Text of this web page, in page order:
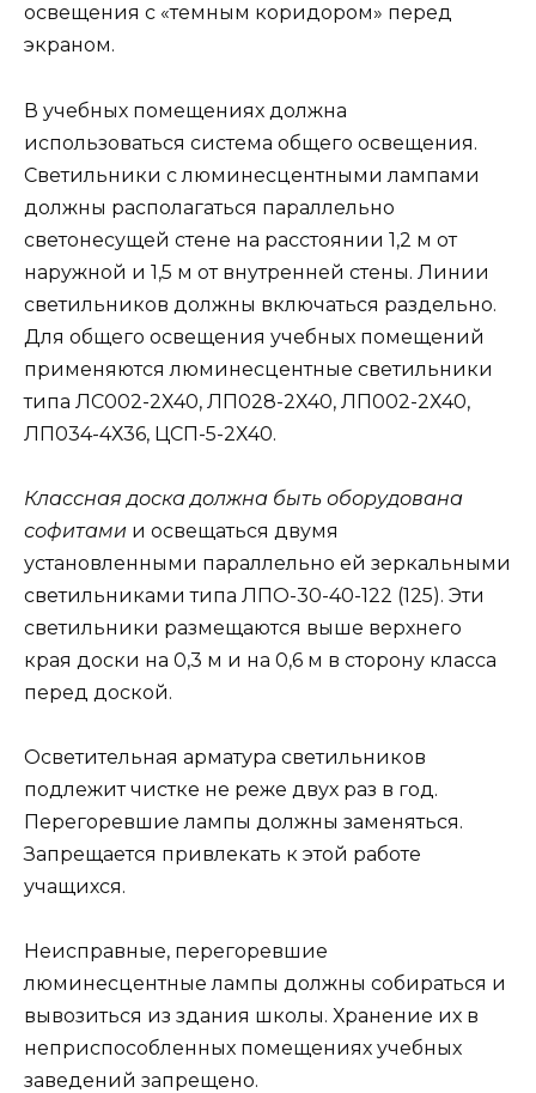
освещения с «темным коридором» перед
экраном.
В учебных помещениях должна
использоваться система общего освещения.
Светильники с люминесцентными лампами
должны располагаться параллельно
светонесущей стене на расстоянии 1,2 м от
наружной и 1,5 м от внутренней стены. Линии
светильников должны включаться раздельно.
Для общего освещения учебных помещений
применяются люминесцентные светильники
типа ЛС002-2Х40, ЛП028-2Х40, ЛП002-2Х40,
ЛП034-4Х36, ЦСП-5-2Х40.
Классная доска должна быть оборудована
софитами и освещаться двумя
установленными параллельно ей зеркальными
светильниками типа ЛПО-30-40-122 (125). Эти
светильники размещаются выше верхнего
края доски на 0,3 м и на 0,6 м в сторону класса
перед доской.
Осветительная арматура светильников
подлежит чистке не реже двух раз в год.
Перегоревшие лампы должны заменяться.
Запрещается привлекать к этой работе
учащихся.
Неисправные, перегоревшие
люминесцентные лампы должны собираться и
вывозиться из здания школы. Хранение их в
неприспособленных помещениях учебных
заведений запрещено.